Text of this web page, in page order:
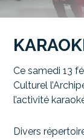
Ce samedi 13
Culturel
l’activité
Divers